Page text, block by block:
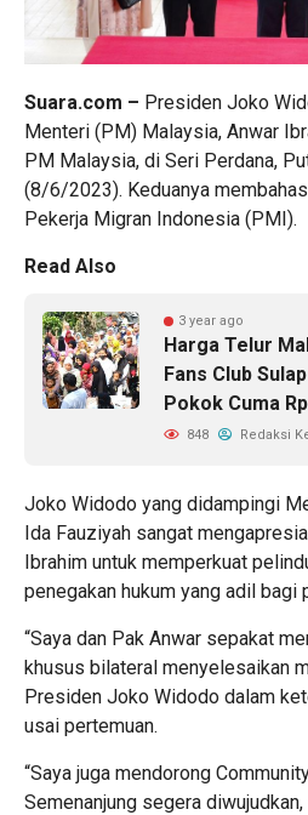
Suara.com – Presiden Joko
Menteri (PM) Malaysia, Anwar
PM Malaysia, di Seri Perdana,
(8/6/2023). Keduanya
Pekerja Migran Indonesia (PMI).
Read Also
3 year ago
Harga Telur
Fans Club
Pokok Cuma
848 Redaksi
Joko Widodo yang didampingi
Ida Fauziyah sangat
Ibrahim untuk memperkuat
penegakan hukum yang adil bagi
“Saya dan Pak Anwar sepakat
khusus bilateral menyelesaikan
Presiden Joko Widodo dalam
usai pertemuan.
“Saya juga mendorong
Semenanjung segera